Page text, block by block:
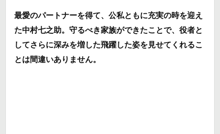
最愛のパートナーを得て、公私ともに充実の時を迎え
た中村七之助。守るべき家族ができたことで、役者と
してさらに深みを増した飛躍した姿を見せてくれるこ
とは間違いありません。